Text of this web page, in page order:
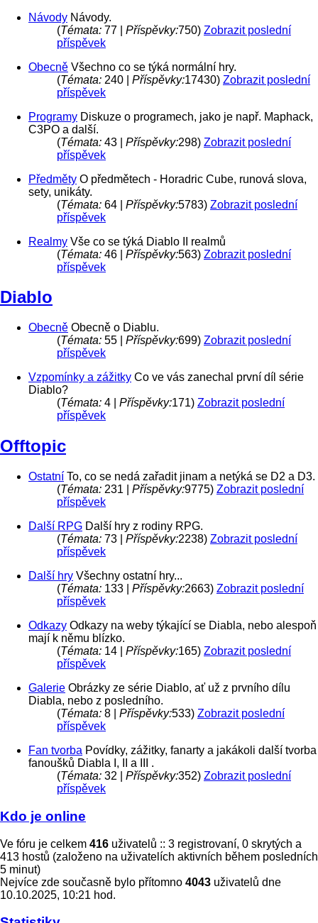
Návody Návody.
(Témata: 77 | Příspěvky:750) Zobrazit poslední
příspěvek
Obecně Všechno co se týká normální hry.
(Témata: 240 | Příspěvky:17430) Zobrazit poslední
příspěvek
Programy Diskuze o programech, jako je např. Maphack,
C3PO a další.
(Témata: 43 | Příspěvky:298) Zobrazit poslední
příspěvek
Předměty O předmětech - Horadric Cube, runová slova,
sety, unikáty.
(Témata: 64 | Příspěvky:5783) Zobrazit poslední
příspěvek
Realmy Vše co se týká Diablo II realmů
(Témata: 46 | Příspěvky:563) Zobrazit poslední
příspěvek
Diablo
Obecně Obecně o Diablu.
(Témata: 55 | Příspěvky:699) Zobrazit poslední
příspěvek
Vzpomínky a zážitky Co ve vás zanechal první díl série
Diablo?
(Témata: 4 | Příspěvky:171) Zobrazit poslední
příspěvek
Offtopic
Ostatní To, co se nedá zařadit jinam a netýká se D2 a D3.
(Témata: 231 | Příspěvky:9775) Zobrazit poslední
příspěvek
Další RPG Další hry z rodiny RPG.
(Témata: 73 | Příspěvky:2238) Zobrazit poslední
příspěvek
Další hry Všechny ostatní hry...
(Témata: 133 | Příspěvky:2663) Zobrazit poslední
příspěvek
Odkazy Odkazy na weby týkající se Diabla, nebo alespoň
mají k němu blízko.
(Témata: 14 | Příspěvky:165) Zobrazit poslední
příspěvek
Galerie Obrázky ze série Diablo, ať už z prvního dílu
Diabla, nebo z posledního.
(Témata: 8 | Příspěvky:533) Zobrazit poslední
příspěvek
Fan tvorba Povídky, zážitky, fanarty a jakákoli další tvorba
fanoušků Diabla I, II a III .
(Témata: 32 | Příspěvky:352) Zobrazit poslední
příspěvek
Kdo je online
Ve fóru je celkem 416 uživatelů :: 3 registrovaní, 0 skrytých a
413 hostů (založeno na uživatelích aktivních během posledních
5 minut)
Nejvíce zde současně bylo přítomno 4043 uživatelů dne
10.10.2025, 10:21 hod.